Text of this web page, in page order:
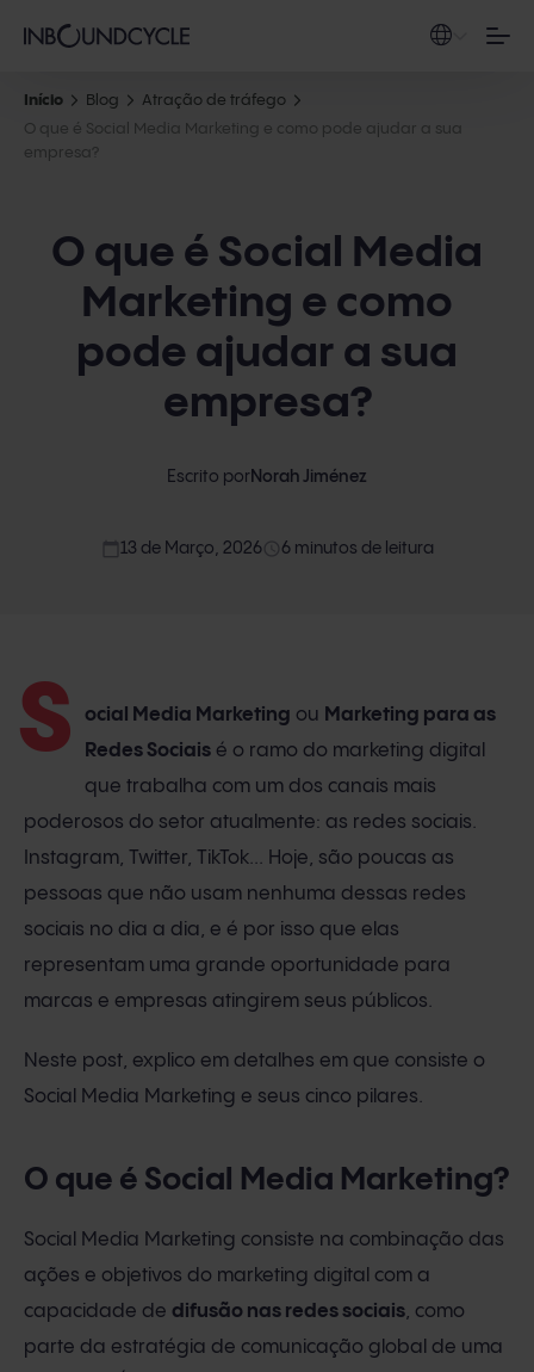
Início Blog
Atração de tráfego
O que é Social Media Marketing e como pode ajudar a sua
empresa?
O que é Social Media
Marketing e como
pode ajudar a sua
empresa?
Escrito por Norah Jiménez
access_time 6 minutos de leitura
13 de Março, 2026
S ocial Media Marketing ou Marketing para as
Redes Sociais é o ramo do marketing digital
que trabalha com um dos canais mais
poderosos do setor atualmente: as redes sociais.
Instagram, Twitter, TikTok... Hoje, são poucas as
pessoas que não usam nenhuma dessas redes
sociais no dia a dia, e é por isso que elas
representam uma grande oportunidade para
marcas e empresas atingirem seus públicos.
Neste post, explico em detalhes em que consiste o
Social Media Marketing e seus cinco pilares.
O que é Social Media Marketing?
Social Media Marketing consiste na combinação das
ações e objetivos do marketing digital com a
capacidade de difusão nas redes sociais, como
parte da estratégia de comunicação global de uma